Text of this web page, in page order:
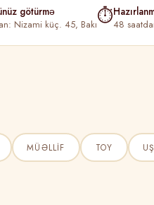
götürmə
Nizami küç. 45, Bakı⏱48
MÜƏLLIF TOY